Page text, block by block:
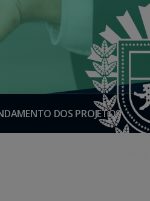
DOS PROJETOS